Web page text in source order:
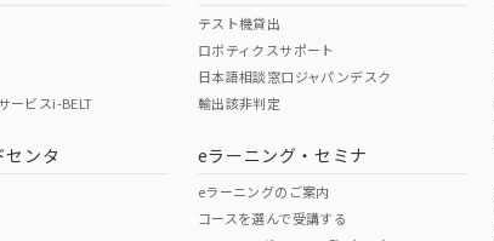
O
ービスi-BELT
センタ
テスト機貸出
ロボティクスサポート
日本語相談窓口ジャパンデスク
輸出該非判定
eラーニング・セミナ
eラーニングのご案内
コースを選んで受講する